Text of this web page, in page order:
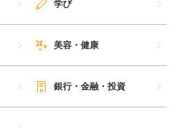
学び
美容・健康
銀行・金融・投資